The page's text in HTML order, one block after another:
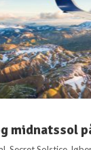
midnatssol